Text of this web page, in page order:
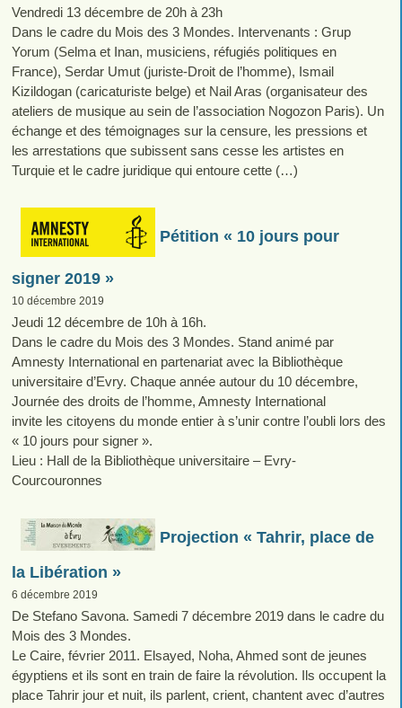
Vendredi 13 décembre de 20h à 23h
Dans le cadre du Mois des 3 Mondes. Intervenants : Grup
Yorum (Selma et Inan, musiciens, réfugiés politiques en
France), Serdar Umut (juriste-Droit de l’homme), Ismail
Kizildogan (caricaturiste belge) et Nail Aras (organisateur des
ateliers de musique au sein de l’association Nogozon Paris). Un
échange et des témoignages sur la censure, les pressions et
les arrestations que subissent sans cesse les artistes en
Turquie et le cadre juridique qui entoure cette (…)
Pétition « 10 jours pour
signer 2019 »
10 décembre 2019
Jeudi 12 décembre de 10h à 16h.
Dans le cadre du Mois des 3 Mondes. Stand animé par
Amnesty International en partenariat avec la Bibliothèque
universitaire d’Evry. Chaque année autour du 10 décembre,
Journée des droits de l’homme, Amnesty International
invite les citoyens du monde entier à s’unir contre l’oubli lors des
« 10 jours pour signer ».
Lieu : Hall de la Bibliothèque universitaire – Evry-
Courcouronnes
Projection « Tahrir, place de
la Libération »
6 décembre 2019
De Stefano Savona. Samedi 7 décembre 2019 dans le cadre du
Mois des 3 Mondes.
Le Caire, février 2011. Elsayed, Noha, Ahmed sont de jeunes
égyptiens et ils sont en train de faire la révolution. Ils occupent la
place Tahrir jour et nuit, ils parlent, crient, chantent avec d’autres